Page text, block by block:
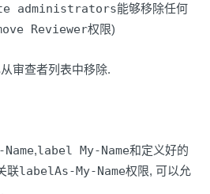
administrators能够移除任何
Reviewer权限)
审查者列表中移除.
,label My-Name和定义好的
联labelAs-My-Name权限, 可以允
.